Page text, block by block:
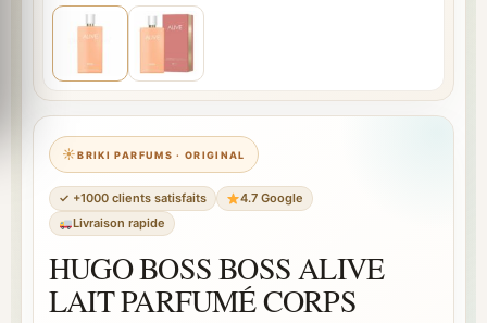
BRIKI PARFUMS · ORIGINAL
✓ +1000 clients satisfaits
4.7 Google
Livraison rapide
HUGO BOSS BOSS ALIVE
LAIT PARFUMÉ CORPS